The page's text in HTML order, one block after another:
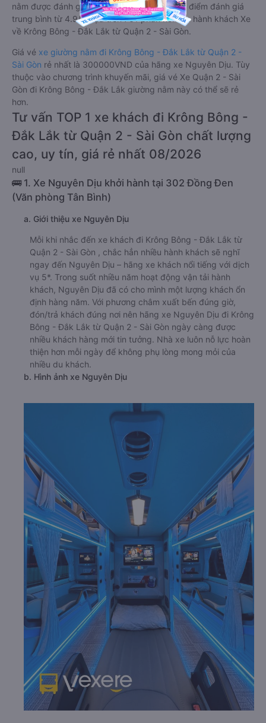
nằm được đánh giá chung chất lượng Tốt với điểm đánh giá
trung bình từ 4.9/5 dựa trên 761 phản hồi của hành khách Xe
về Krông Bông - Đắk Lắk từ Quận 2 - Sài Gòn.
Giá vé xe giường nằm đi Krông Bông - Đắk Lắk từ Quận 2 -
Sài Gòn rẻ nhất là 300000VND của hãng xe Nguyên Dịu. Tùy
thuộc vào chương trình khuyến mãi, giá vé Xe Quận 2 - Sài
Gòn đi Krông Bông - Đắk Lắk giường nằm này có thể sẽ rẻ
hơn.
Tư vấn TOP 1 xe khách đi Krông Bông -
Đắk Lắk từ Quận 2 - Sài Gòn chất lượng
cao, uy tín, giá rẻ nhất 08/2026
null
🚌 1. Xe Nguyên Dịu khởi hành tại 302 Đồng Đen
(Văn phòng Tân Bình)
a. Giới thiệu xe Nguyên Dịu
Mỗi khi nhắc đến xe khách đi Krông Bông - Đắk Lắk từ
Quận 2 - Sài Gòn , chắc hẳn nhiều hành khách sẽ nghĩ
ngay đến Nguyên Dịu – hãng xe khách nổi tiếng với dịch
vụ 5*. Trong suốt nhiều năm hoạt động vận tải hành
khách, Nguyên Dịu đã có cho mình một lượng khách ổn
định hàng năm. Với phương châm xuất bến đúng giờ,
đón/trả khách đúng nơi nên hãng xe Nguyên Dịu đi Krông
Bông - Đắk Lắk từ Quận 2 - Sài Gòn ngày càng được
nhiều khách hàng mới tin tưởng. Nhà xe luôn nỗ lực hoàn
thiện hơn mỗi ngày để không phụ lòng mong mỏi của
nhiều du khách.
b. Hình ảnh xe Nguyên Dịu